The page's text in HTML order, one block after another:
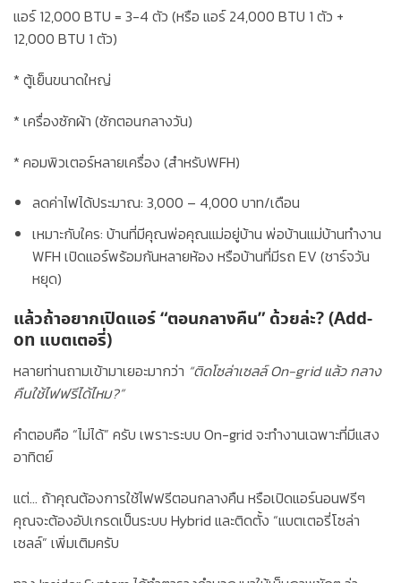
แอร์ 12,000 BTU = 3-4 ตัว (หรือ แอร์ 24,000 BTU 1 ตัว +
12,000 BTU 1 ตัว)
* ตู้เย็นขนาดใหญ่
* เครื่องซักผ้า (ซักตอนกลางวัน)
* คอมพิวเตอร์หลายเครื่อง (สำหรับWFH)
ลดค่าไฟได้ประมาณ: 3,000 – 4,000 บาท/เดือน
เหมาะกับใคร: บ้านที่มีคุณพ่อคุณแม่อยู่บ้าน พ่อบ้านแม่บ้านทำงาน
WFH เปิดแอร์พร้อมกันหลายห้อง หรือบ้านที่มีรถ EV (ชาร์จวัน
หยุด)
แล้วถ้าอยากเปิดแอร์ “ตอนกลางคืน” ด้วยล่ะ? (Add-
on แบตเตอรี่)
หลายท่านถามเข้ามาเยอะมากว่า “ติดโซล่าเซลล์ On-grid แล้ว กลาง
คืนใช้ไฟฟรีได้ไหม?”
คำตอบคือ “ไม่ได้” ครับ เพราะระบบ On-grid จะทำงานเฉพาะที่มีแสง
อาทิตย์
แต่… ถ้าคุณต้องการใช้ไฟฟรีตอนกลางคืน หรือเปิดแอร์นอนฟรีๆ
คุณจะต้องอัปเกรดเป็นระบบ Hybrid และติดตั้ง “แบตเตอรี่โซล่า
เซลล์” เพิ่มเติมครับ